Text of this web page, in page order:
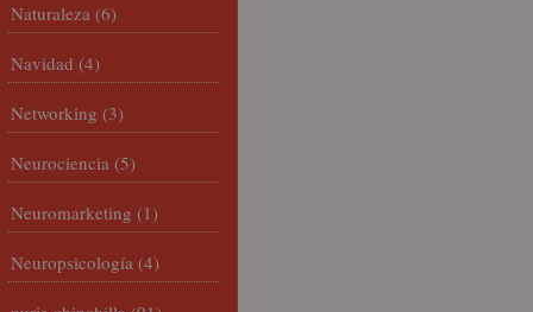
Naturaleza (6)
Navidad (4)
Networking (3)
Neurociencia (5)
Neuromarketing (1)
Neuropsicología (4)